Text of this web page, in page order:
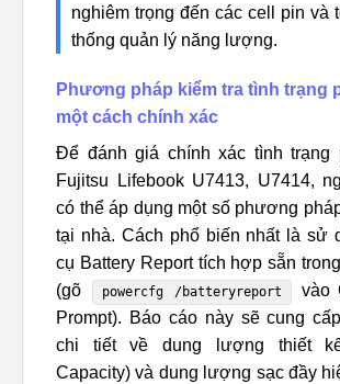
nghiêm trọng đến các cell pin và
thống quản lý năng lượng.
Phương pháp kiểm tra tình trạng
một cách chính xác
Để đánh giá chính xác tình trạng
Fujitsu Lifebook U7413, U7414,
có thể áp dụng một số phương
tại nhà. Cách phổ biến nhất là sử
cụ Battery Report tích hợp sẵn
(gõ
powercfg /batteryreport
vào
Prompt). Báo cáo này sẽ cung
chi tiết về dung lượng thiết
Capacity) và dung lượng sạc đầy